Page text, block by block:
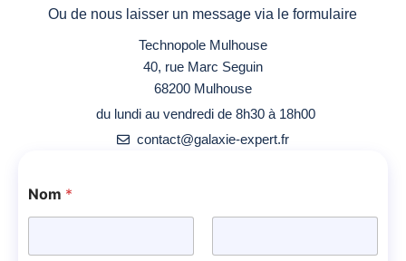
Ou de nous laisser un message via le formulaire
Technopole Mulhouse
40, rue Marc Seguin
68200 Mulhouse
du lundi au vendredi de 8h30 à 18h00
contact@galaxie-expert.fr
Nom *